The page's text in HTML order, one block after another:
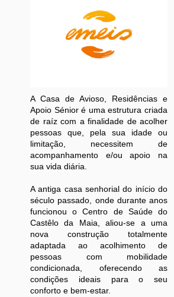
A Casa de Avioso, Residências e
Apoio Sénior é uma estrutura criada
de raíz com a finalidade de acolher
pessoas que, pela sua idade ou
limitação, necessitem de
acompanhamento e/ou apoio na
sua vida diária.
A antiga casa senhorial do início do
século passado, onde durante anos
funcionou o Centro de Saúde do
Castêlo da Maia, aliou-se a uma
nova construção totalmente
adaptada ao acolhimento de
pessoas com mobilidade
condicionada, oferecendo as
condições ideais para o seu
conforto e bem-estar.